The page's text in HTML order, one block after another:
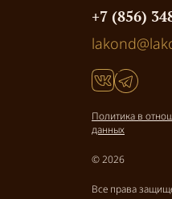
+7 (856)
Политика в
данных
© 2026
Все права